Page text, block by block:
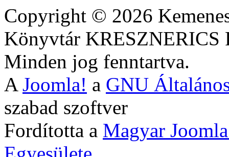
Copyright © 2026
Könyvtár
Minden jog fenntartva.
A Joomla! a GNU
szabad szoftver
Fordította a Magyar